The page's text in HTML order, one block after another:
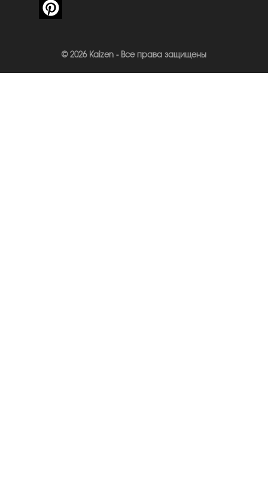
© 2026 Kaizen - Все права защищены